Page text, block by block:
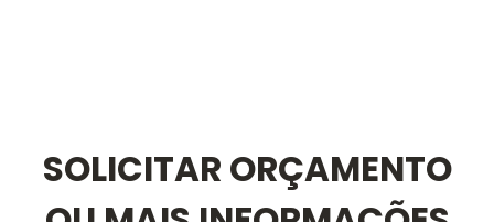
SOLICITAR ORÇAMENTO